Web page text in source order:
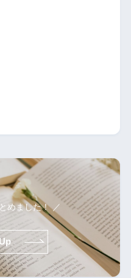
めました！ ／